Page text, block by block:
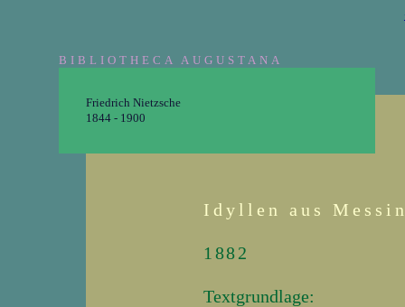
BIBLIOTHECA AUGUSTANA
Friedrich Nietzsche
1844 - 1900
Idyllen aus
1882
Textgrundlage: